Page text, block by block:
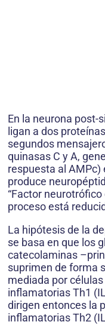
En la neurona post-
ligan a dos
segundos
quinasas C y A,
respuesta al AMPc)
produce
“Factor neurotrófico
proceso está
La hipótesis de la
se basa en que los
catecolaminas
suprimen de forma
mediada por
inflamatorias Th1
dirigen entonces la
inflamatorias Th2